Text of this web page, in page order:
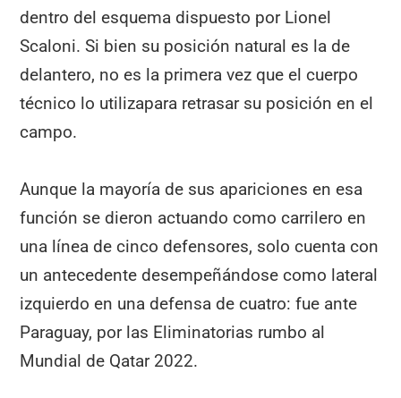
dentro del esquema dispuesto por Lionel
Scaloni. Si bien su posición natural es la de
delantero, no es la primera vez que el cuerpo
técnico lo utilizapara retrasar su posición en el
campo.
Aunque la mayoría de sus apariciones en esa
función se dieron actuando como carrilero en
una línea de cinco defensores, solo cuenta con
un antecedente desempeñándose como lateral
izquierdo en una defensa de cuatro: fue ante
Paraguay, por las Eliminatorias rumbo al
Mundial de Qatar 2022.